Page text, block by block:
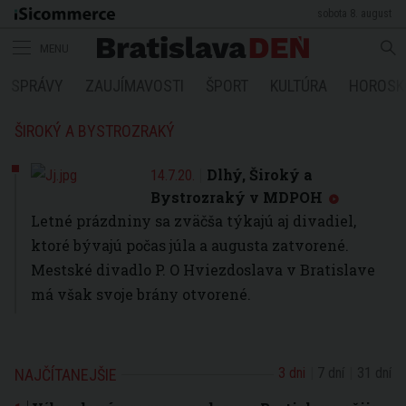
ŠIROKÝ A BYSTROZRAKÝ
14.7.20.
Dlhý, Široký a
Bystrozraký v MDPOH
Letné prázdniny sa zväčša týkajú aj divadiel,
ktoré bývajú počas júla a augusta zatvorené.
Mestské divadlo P. O Hviezdoslava v Bratislave
má však svoje brány otvorené.
NAJČÍTANEJŠIE 3 dni